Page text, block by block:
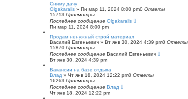
Сниму дачу
Olgakaralis » Пн мар 11, 2024 8:00 pm0 Ответы
15713 Просмотры
Последнее сообщение Olgakaralis
Пн мар 11, 2024 8:00 pm
Продам ненужный строй материал
Василий Евгеньевич » Вт янв 30, 2024 4:39 pm0 Ответы
15870 Просмотры
Последнее сообщение Василий Евгеньевич
Вт янв 30, 2024 4:39 pm
Вакансии на базе отдыха
Влад » Чт янв 18, 2024 12:22 pm0 Ответы
16263 Просмотры
Последнее сообщение Влад
Чт янв 18, 2024 12:22 pm